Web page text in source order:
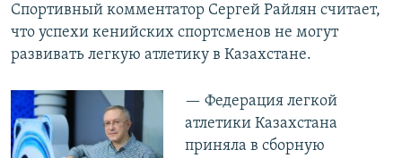
Спортивный комментатор Сергей Райлян считает,
что успехи кенийских спортсменов не могут
развивать легкую атлетику в Казахстане.
— Федерация легкой
атлетики Казахстана
приняла в сборную